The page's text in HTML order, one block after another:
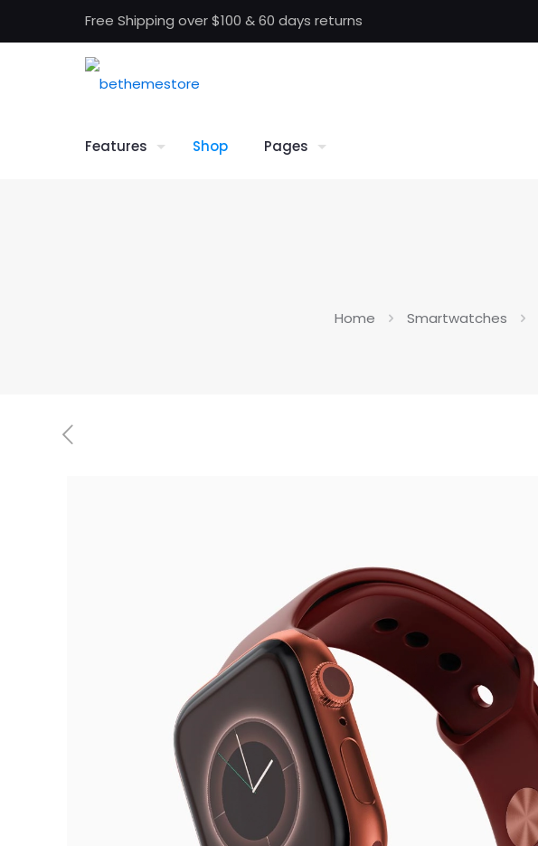
Free Shipping over $100 & 60 days returns
Features Shop Pages
Home Smartwatches